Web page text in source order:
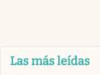
Las más leídas